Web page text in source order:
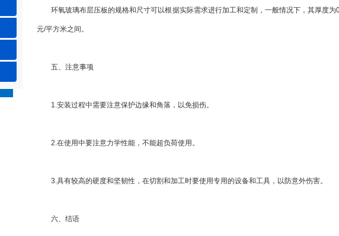
环氧玻璃布层压板的规格和尺寸可以根据实际需求进行加工和定制，一般情况下，其厚度
元/平方米之间。
五、注意事项
1.安装过程中需要注意保护边缘和角落，以免损伤。
2.在使用中要注意力学性能，不能超负荷使用。
3.具有较高的硬度和坚韧性，在切割和加工时要使用专用的设备和工具，以防意外伤害。
六、结语